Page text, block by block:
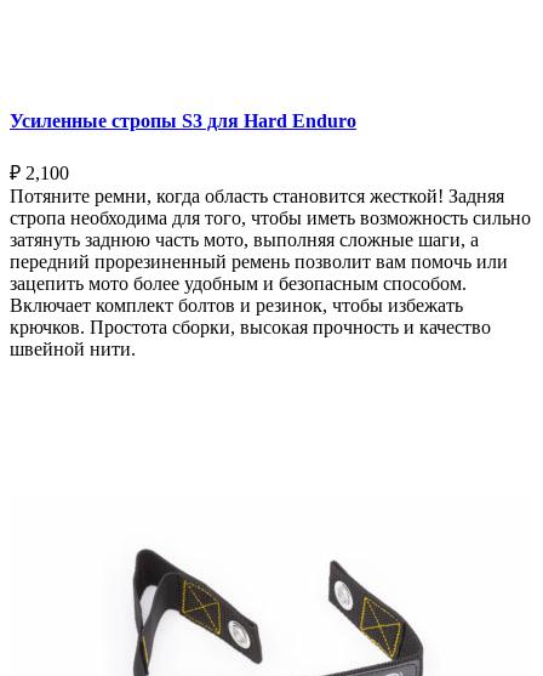
Усиленные стропы S3 для Hard Enduro
₽ 2,100
Потяните ремни, когда область становится жесткой! Задняя
стропа необходима для того, чтобы иметь возможность сильно
затянуть заднюю часть мото, выполняя сложные шаги, а
передний прорезиненный ремень позволит вам помочь или
зацепить мото более удобным и безопасным способом.
Включает комплект болтов и резинок, чтобы избежать
крючков. Простота сборки, высокая прочность и качество
швейной нити.